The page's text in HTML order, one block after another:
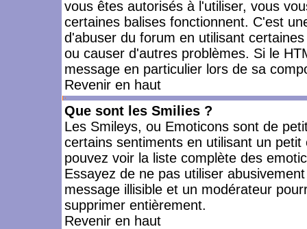
vous êtes autorisés à l'utiliser, vous
certaines balises fonctionnent. C'est
d'abuser du forum en utilisant
ou causer d'autres problèmes. Si le
message en particulier lors de sa
Revenir en haut
Que sont les Smilies ?
Les Smileys, ou Emoticons sont de
certains sentiments en utilisant un
pouvez voir la liste complète des
Essayez de ne pas utiliser
message illisible et un modérateur
supprimer entièrement.
Revenir en haut